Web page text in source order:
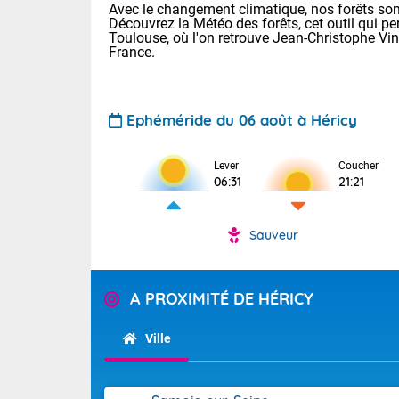
Tendance
Avec le changement climatique, nos forêts
Découvrez la Météo des forêts, cet outil qui
Toulouse, où l'on retrouve Jean-Christophe
France.
Ephéméride du 06 août à Héricy
Lever
06:31
Coucher
21:21
Sauveur
A PROXIMITÉ DE HÉRICY
Ville
Voici les
22/13 Paris :
Clermont-
Limoges :
Lille : 24/12
territoire. On